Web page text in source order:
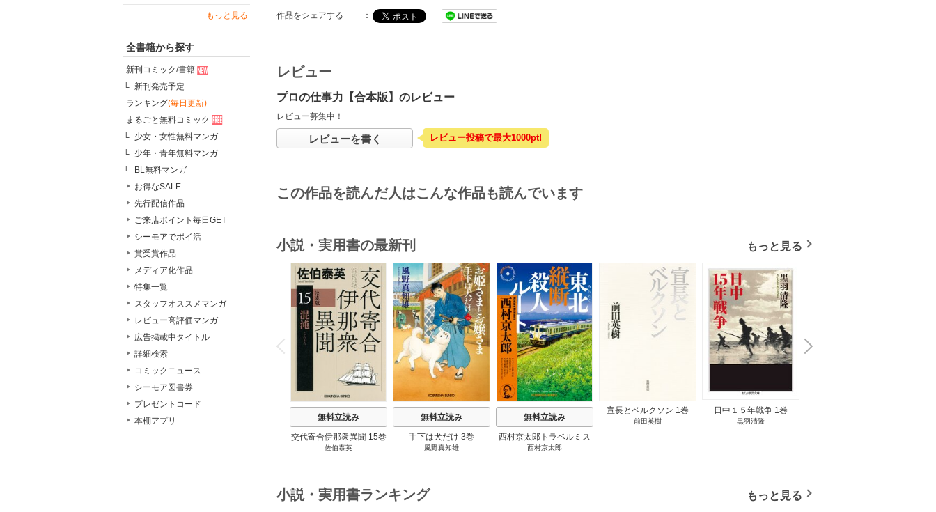
もっと見る
全書籍から探す
新刊コミック/書籍
新刊発売予定
ランキング(毎日更新)
まるごと無料コミック
少女・女性無料マンガ
少年・青年無料マンガ
BL無料マンガ
お得なSALE
先行配信作品
ご来店ポイント毎日GET
シーモアでポイ活
賞受賞作品
メディア化作品
特集一覧
スタッフオススメマンガ
レビュー高評価マンガ
広告掲載中タイトル
詳細検索
コミックニュース
シーモア図書券
プレゼントコード
本棚アプリ
作品をシェアする ：
レビュー
プロの仕事力【合本版】のレビュー
レビュー募集中！
レビューを書く レビュー投稿で最大1000pt!
この作品を読んだ人はこんな作品も読んでいます
小説・実用書の最新刊 もっと見る
P
r
e
i
o
u
s
無料立読み
交代寄合伊那衆異聞 15巻
佐伯泰英
無料立読み
手下は犬だけ 3巻
風野真知雄
無料立読み
西村京太郎トラベルミス
テリー・セレクション 2
西村京太郎
宣長とベルクソン 1巻
前田英樹
日中１５年戦争 1巻
黒羽清隆
N
e
x
t
小説・実用書ランキング もっと見る